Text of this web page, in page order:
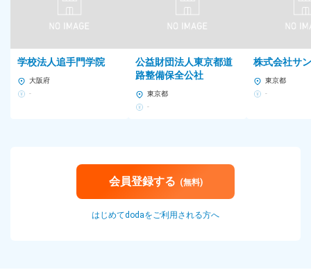
学校法人追手門学院
大阪府
-
公益財団法人東京都道
路整備保全公社
東京都
-
株式会社サ
東京都
-
会員登録する (無料)
はじめてdodaをご利用される方へ